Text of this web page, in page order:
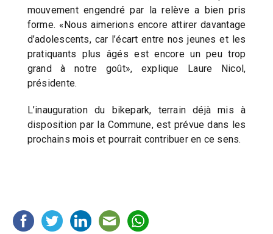
mouvement engendré par la relève a bien pris
forme. «Nous aimerions encore attirer davantage
d’adolescents, car l’écart entre nos jeunes et les
pratiquants plus âgés est encore un peu trop
grand à notre goût», explique Laure Nicol,
présidente.
L’inauguration du bikepark, terrain déjà mis à
disposition par la Commune, est prévue dans les
prochains mois et pourrait contribuer en ce sens.